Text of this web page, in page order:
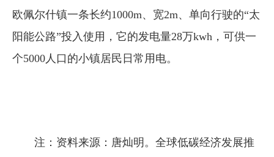
欧佩尔什镇一条长约1000m、宽2m、单向行驶的“太
阳能公路”投入使用，它的发电量28万kwh，可供一
个5000人口的小镇居民日常用电。
注：资料来源：唐灿明。全球低碳经济发展推